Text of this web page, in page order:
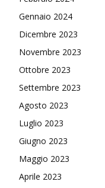
Gennaio 2024
Dicembre 2023
Novembre 2023
Ottobre 2023
Settembre 2023
Agosto 2023
Luglio 2023
Giugno 2023
Maggio 2023
Aprile 2023